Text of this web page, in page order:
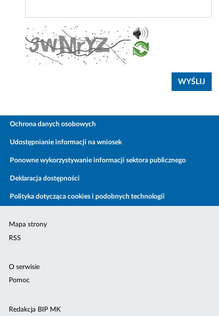
Ochrona danych osobowych
Udostępnianie informacji na wniosek
Ponowne wykorzystywanie informacji sektora publicznego
Deklaracja dostępności
Polityka dotycząca cookies i podobnych technologii
Mapa strony
RSS
O serwisie
Pomoc
Redakcja BIP MK